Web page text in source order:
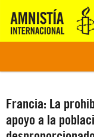
Francia: La
apoyo a la